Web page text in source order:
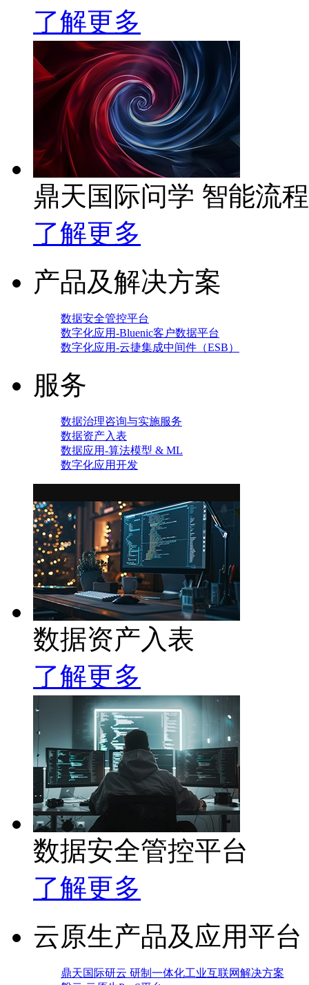
了解更多
鼎天国际问学 智能流
了解更多
产品及解决方案
数据安全管控平台
数字化应用-Bluenic客户数据平台
数字化应用-云捷集成中间件（ESB）
服务
数据治理咨询与实施服务
数据资产入表
数据应用-算法模型 & ML
数字化应用开发
数据资产入表
了解更多
数据安全管控平台
了解更多
云原生产品及应用平台
鼎天国际研云 研制一体化工业互联网解决方案